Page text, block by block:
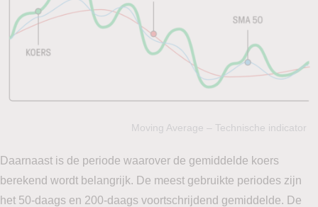
Moving Average – Technische indicator
Daarnaast is de periode waarover de gemiddelde koers
berekend wordt belangrijk. De meest gebruikte periodes zijn
het 50-daags en 200-daags voortschrijdend gemiddelde. De